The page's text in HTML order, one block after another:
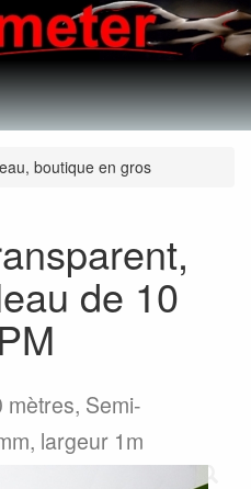
boutique en gros
de 10
Semi-
largeur 1m